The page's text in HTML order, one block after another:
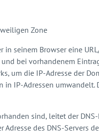
Zone
in seinem Browser eine
bei vorhandenem
um die IP-Adresse der
in IP-Adressen
sind, leitet der
Adresse des DNS-Servers